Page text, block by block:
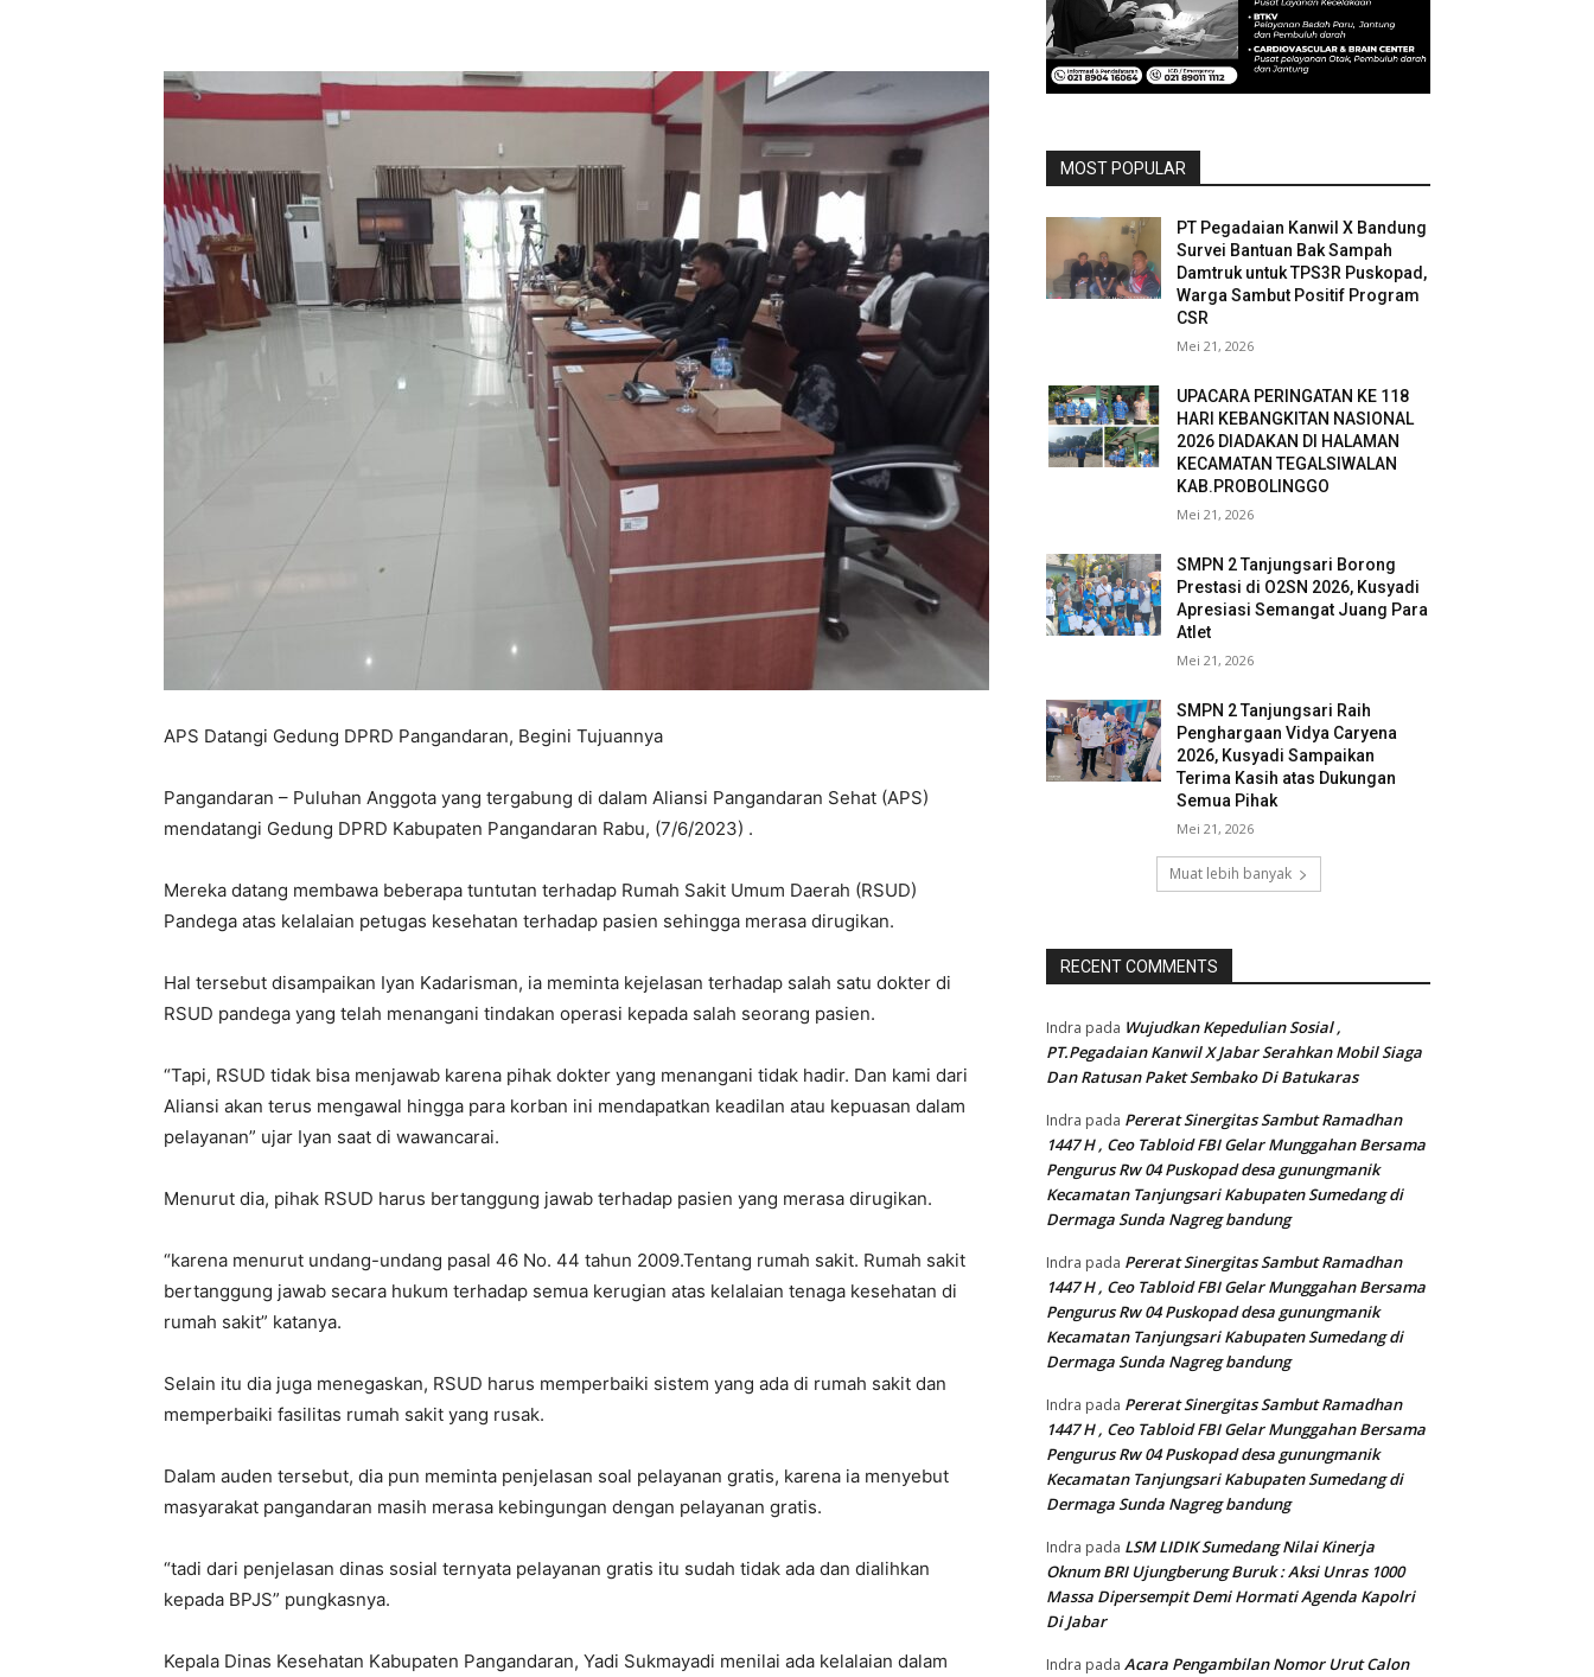
APS Datangi Gedung DPRD Pangandaran, Begini Tujuannya
Pangandaran – Puluhan Anggota yang tergabung di dalam Aliansi Pangandaran Sehat (APS)
mendatangi Gedung DPRD Kabupaten Pangandaran Rabu, (7/6/2023) .
Mereka datang membawa beberapa tuntutan terhadap Rumah Sakit Umum Daerah (RSUD)
Pandega atas kelalaian petugas kesehatan terhadap pasien sehingga merasa dirugikan.
Hal tersebut disampaikan Iyan Kadarisman, ia meminta kejelasan terhadap salah satu dokter di
RSUD pandega yang telah menangani tindakan operasi kepada salah seorang pasien.
“Tapi, RSUD tidak bisa menjawab karena pihak dokter yang menangani tidak hadir. Dan kami dari
Aliansi akan terus mengawal hingga para korban ini mendapatkan keadilan atau kepuasan dalam
pelayanan” ujar Iyan saat di wawancarai.
Menurut dia, pihak RSUD harus bertanggung jawab terhadap pasien yang merasa dirugikan.
“karena menurut undang-undang pasal 46 No. 44 tahun 2009.Tentang rumah sakit. Rumah sakit
bertanggung jawab secara hukum terhadap semua kerugian atas kelalaian tenaga kesehatan di
rumah sakit” katanya.
Selain itu dia juga menegaskan, RSUD harus memperbaiki sistem yang ada di rumah sakit dan
memperbaiki fasilitas rumah sakit yang rusak.
Dalam auden tersebut, dia pun meminta penjelasan soal pelayanan gratis, karena ia menyebut
masyarakat pangandaran masih merasa kebingungan dengan pelayanan gratis.
“tadi dari penjelasan dinas sosial ternyata pelayanan gratis itu sudah tidak ada dan dialihkan
kepada BPJS” pungkasnya.
Kepala Dinas Kesehatan Kabupaten Pangandaran, Yadi Sukmayadi menilai ada kelalaian dalam
MOST POPULAR
PT Pegadaian Kanwil X Bandung
Survei Bantuan Bak Sampah
Damtruk untuk TPS3R Puskopad,
Warga Sambut Positif Program
CSR
Mei 21, 2026
UPACARA PERINGATAN KE 118
HARI KEBANGKITAN NASIONAL
2026 DIADAKAN DI HALAMAN
KECAMATAN TEGALSIWALAN
KAB.PROBOLINGGO
Mei 21, 2026
SMPN 2 Tanjungsari Borong
Prestasi di O2SN 2026, Kusyadi
Apresiasi Semangat Juang Para
Atlet
Mei 21, 2026
SMPN 2 Tanjungsari Raih
Penghargaan Vidya Caryena
2026, Kusyadi Sampaikan
Terima Kasih atas Dukungan
Semua Pihak
Mei 21, 2026
Muat lebih banyak
RECENT COMMENTS
Indra pada Wujudkan Kepedulian Sosial ,
PT.Pegadaian Kanwil X Jabar Serahkan Mobil Siaga
Dan Ratusan Paket Sembako Di Batukaras
Indra pada Pererat Sinergitas Sambut Ramadhan
1447 H , Ceo Tabloid FBI Gelar Munggahan Bersama
Pengurus Rw 04 Puskopad desa gunungmanik
Kecamatan Tanjungsari Kabupaten Sumedang di
Dermaga Sunda Nagreg bandung
Indra pada Pererat Sinergitas Sambut Ramadhan
1447 H , Ceo Tabloid FBI Gelar Munggahan Bersama
Pengurus Rw 04 Puskopad desa gunungmanik
Kecamatan Tanjungsari Kabupaten Sumedang di
Dermaga Sunda Nagreg bandung
Indra pada Pererat Sinergitas Sambut Ramadhan
1447 H , Ceo Tabloid FBI Gelar Munggahan Bersama
Pengurus Rw 04 Puskopad desa gunungmanik
Kecamatan Tanjungsari Kabupaten Sumedang di
Dermaga Sunda Nagreg bandung
Indra pada LSM LIDIK Sumedang Nilai Kinerja
Oknum BRI Ujungberung Buruk : Aksi Unras 1000
Massa Dipersempit Demi Hormati Agenda Kapolri
Di Jabar
Indra pada Acara Pengambilan Nomor Urut Calon